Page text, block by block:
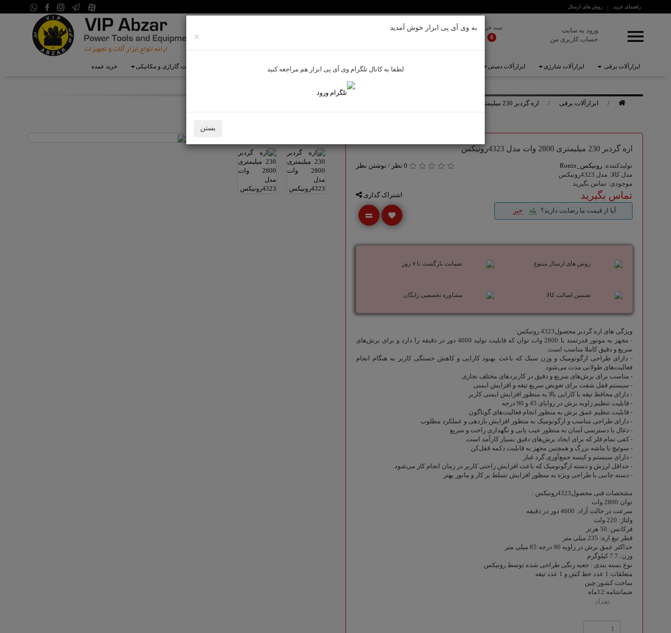
ابزارآلات بنزینی
تجهیزات ایمنی
ابزاراندازه گیری
تجهیزات گاراژی و مکانیکی
راهنمای خرید روش های ارسال
ورود به سایت
حساب کاربری من
سبد خرید
0
ابزارآلات برقی ابزارآلات شارژی ابزارآلات دستی ابزارآلات بنزینی تجهیزات ایمنی لوازم جانبی تجهیزات گاراژی و مکانیکی خرید عمده
ابزارآلات برقی اره گردبر 230 میلیمتری 2800 وات مدل 4323رونیکس
اره گردبر 230 میلیمتری 2800 وات مدل 4323رونیکس
تولیدکننده: رونیکس_Ronix
مدل کالا: مدل 4323رونیکس
موجودی: تماس بگیرید
تماس بگیرید
آیا از قیمت ما رضایت دارید؟ بله خیر
0 نظر / نوشتن نظر
اشتراک گذاری
روش های ارسال متنوع ضمانت بازگشت تا ۷ روز
تضمین اصالت کالا مشاوره تخصصی رایگان
ویژگی های اره گردبر محصول4323 رونیکس:
- مجهز به موتور قدرتمند با 2800 وات توان که قابلیت تولید 4600 دور در دقیقه را دارد و برای برش‌های
سریع و دقیق کاملا مناسب است.
- دارای طراحی ارگونومیک و وزن سبک که باعث بهبود کارایی و کاهش خستگی کاربر به هنگام انجام
فعالیت‌های طولانی مدت می‌شود.
- مناسب برای برش‌های سریع و دقیق در کاربردهای مختلف نجاری
- سیستم قفل شفت برای تعویض سریع تیغه و افزایش ایمنی
- دارای محافظ تیغه با کارایی بالا به منظور افزایش ایمنی کاربر
- قابلیت تنظیم زاویه برش در زوایای 45 و 90 درجه
- قابلیت تنظیم عمق برش به منظور انجام فعالیت‌های گوناگون
- دارای طراحی مناسب و ارگونومیک به منظور افزایش بازدهی و عملکرد مطلوب
- ذغال با دسترسی آسان به منظور عیب یابی و نگهداری راحت و سریع
- کفی تمام فلز که برای ایجاد برش‌های دقیق بسیار کارآمد است.
- سوئیچ با ماشه بزرگ و همچنین مجهز به قابلیت دکمه قفل‌کن
- دارای سیستم و کیسه جمع‌آوری گرد غبار
- حداقل لرزش و دسته ارگونومیک که باعث افزایش راحتی کاربر در زمان انجام کار می‌شود.
- دسته جانبی با طراحی ویژه به منظور افزایش تسلط بر کار و مانور بهتر
مشخصات فنی محصول4323رونیکس :
توان:2800 وات
سرعت در حالت آزاد: 4600 دور در دقیقه
ولتاژ: 220 ولت
فرکانس: 50 هرتز
قطر تیغ اره: 235 میلی متر
حداکثر عمق برش در زاویه 90 درجه:85 میلی متر
وزن: 7.7 کیلوگرم
نوع بسته ‌بندی : جعبه رنگی طراحی شده توسط رونیکس
متعلقات:1 عدد خط کش و 1 عدد تیغه
ساخت کشور:چین
ضمانتنامه:12ماه
تعداد
به وی آی پی ابزار خوش آمدید
×
لطفا به کانال تلگرام وی آی پی ابزار هم مراجعه کنید
بستن